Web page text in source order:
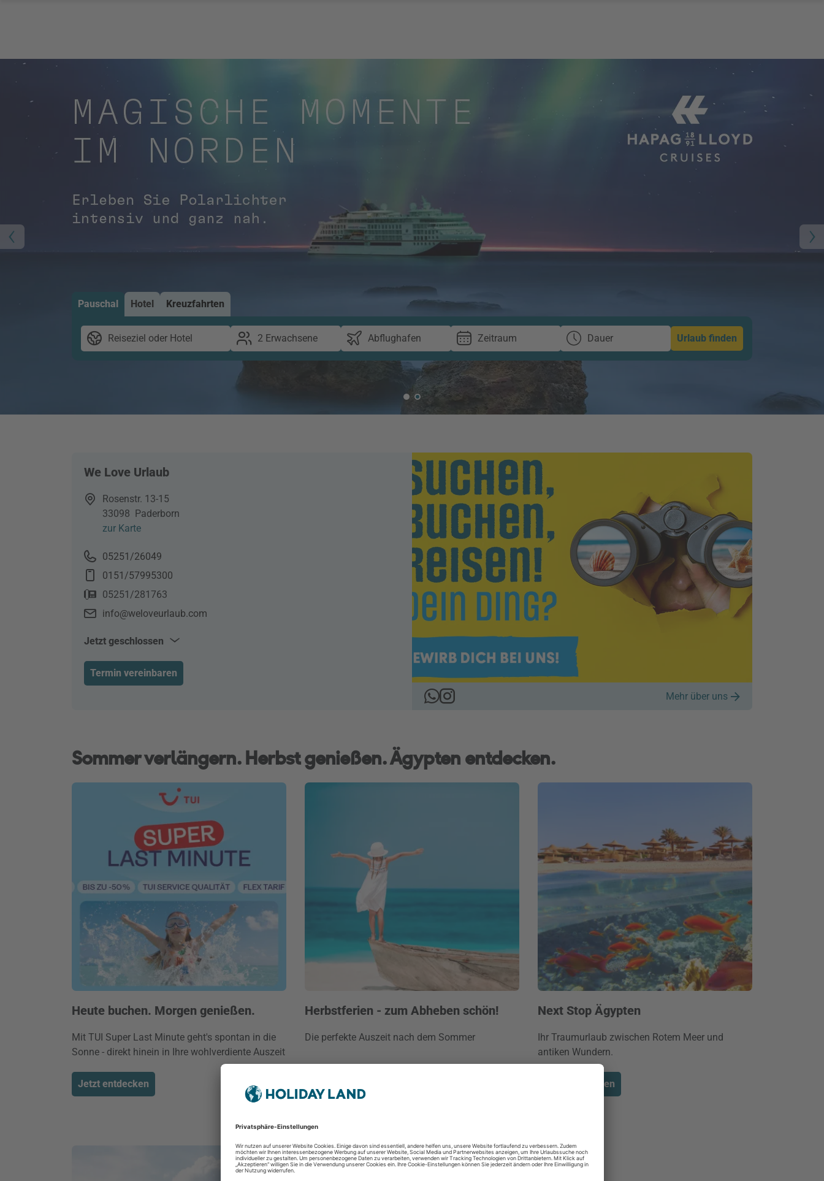
Pauschal Hotel Kreuzfahrten
Reiseziel oder Hotel 2 Erwachsene Abflughafen Zeitraum Dauer Urlaub finden
Mehr über uns
We Love Urlaub
Rosenstr. 13-15
33098 Paderborn
zur Karte
05251/26049
0151/57995300
05251/281763
info@weloveurlaub.com
Jetzt geschlossen
Mo–Fr
10:00–18:30
Sa
10:00–14:00
Termin vereinbaren
Sommer verlängern. Herbst genießen. Ägypten entdecken.
Heute buchen. Morgen genießen.
Mit TUI Super Last Minute geht's spontan in die
Sonne - direkt hinein in Ihre wohlverdiente Auszeit
Jetzt entdecken
Herbstferien - zum Abheben schön!
Die perfekte Auszeit nach dem Sommer
Next Stop Ägypten
Ihr Traumurlaub zwischen Rotem Meer und
antiken Wundern.
Jetzt entdecken